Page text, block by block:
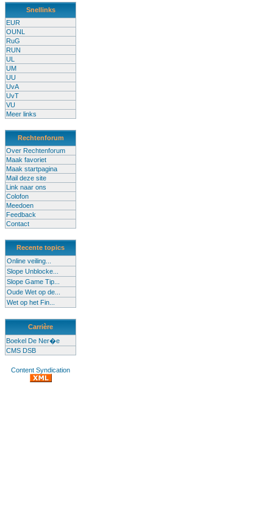
Snellinks
EUR
OUNL
RuG
RUN
UL
UM
UU
UvA
UvT
VU
Meer links
Rechtenforum
Over Rechtenforum
Maak favoriet
Maak startpagina
Mail deze site
Link naar ons
Colofon
Meedoen
Feedback
Contact
Recente topics
Online veiling...
Slope Unblocke...
Slope Game Tip...
Oude Wet op de...
Wet op het Fin...
Carrière
Boekel De Ner�e
CMS DSB
Content Syndication